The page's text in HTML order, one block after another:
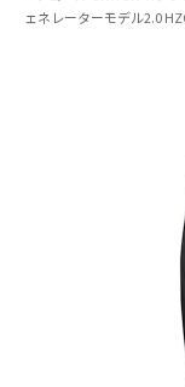
ェネレーターモデル2.0